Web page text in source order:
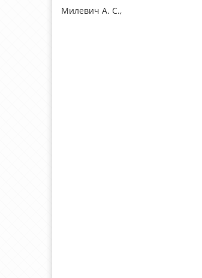
Милевич А. С.,